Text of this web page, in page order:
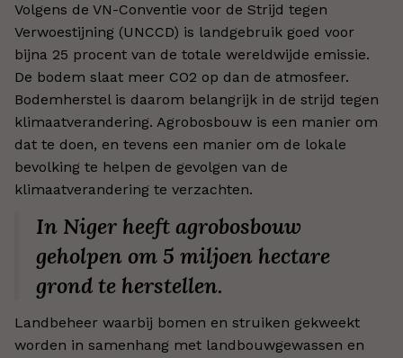
Volgens de VN-Conventie voor de Strijd tegen
Verwoestijning (UNCCD) is landgebruik goed voor
bijna 25 procent van de totale wereldwijde emissie.
De bodem slaat meer CO2 op dan de atmosfeer.
Bodemherstel is daarom belangrijk in de strijd tegen
klimaatverandering. Agrobosbouw is een manier om
dat te doen, en tevens een manier om de lokale
bevolking te helpen de gevolgen van de
klimaatverandering te verzachten.
In Niger heeft agrobosbouw
geholpen om 5 miljoen hectare
grond te herstellen.
Landbeheer waarbij bomen en struiken gekweekt
worden in samenhang met landbouwgewassen en